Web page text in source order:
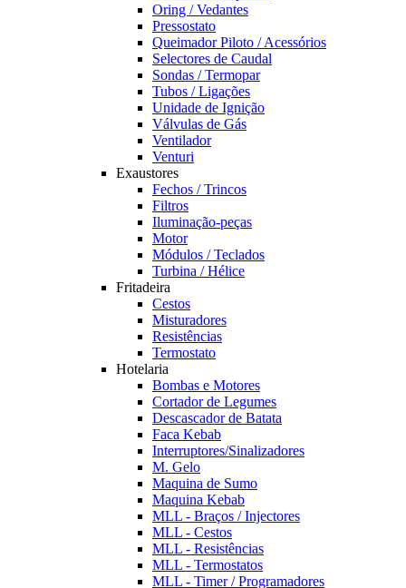
Oring / Vedantes
Pressostato
Queimador Piloto / Acessórios
Selectores de Caudal
Sondas / Termopar
Tubos / Ligações
Unidade de Ignição
Válvulas de Gás
Ventilador
Venturi
Exaustores
Fechos / Trincos
Filtros
Iluminação-peças
Motor
Módulos / Teclados
Turbina / Hélice
Fritadeira
Cestos
Misturadores
Resistências
Termostato
Hotelaria
Bombas e Motores
Cortador de Legumes
Descascador de Batata
Faca Kebab
Interruptores/Sinalizadores
M. Gelo
Maquina de Sumo
Maquina Kebab
MLL - Braços / Injectores
MLL - Cestos
MLL - Resistências
MLL - Termostatos
MLL - Timer / Programadores